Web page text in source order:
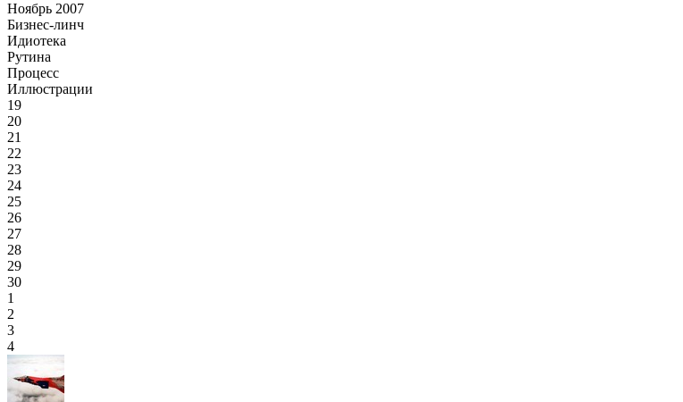
Ноябрь 2007
Бизнес-линч
Идиотека
Рутина
Процесс
Иллюстрации
19
20
21
22
23
24
25
26
27
28
29
30
1
2
3
4